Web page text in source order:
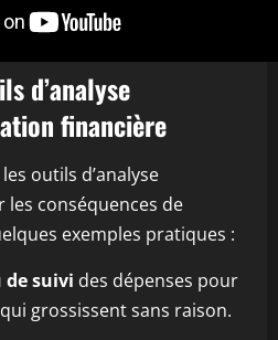
d’analyse
financière
outils d’analyse
les conséquences de
exemples pratiques :
suivi des dépenses pour
grossissent sans raison.